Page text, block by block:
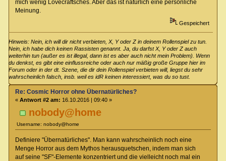
mich wenig Lovecraftsches. Aber das ist natürlich eine persönliche
Meinung.
Gespeichert
Hinweis: Nein, ich will dir nicht verbieten, X, Y oder Z in deinem Rollenspiel zu tun.
Nein, ich habe dich keinen Rassisten genannt. Ja, du darfst X, Y oder Z auch
weiterhin tun (außer es ist illegal, dann ist es aber auch nicht mein Problem). Wenn
du denkst, es gibt eine einflussreiche oder auch nur mäßig große Gruppe hier im
Forum oder in der dt. Szene, die dir dein Rollenspiel verbieten will, liegst du sehr
wahrscheinlich falsch, insb. weil es idR keinen interessiert, was du so tust.
nobody@home
Username: nobody@home
Re: Cosmic Horror ohne Übernatürliches?
« Antwort #2 am: 16.10.2016 | 09:40 »
Definiere "Übernatürliches". Man kann wahrscheinlich noch eine
Menge Horror aus dem Mythos herausquetschen, indem man sich
auf seine "SF"-Elemente konzentriert und die vielleicht noch mal ein